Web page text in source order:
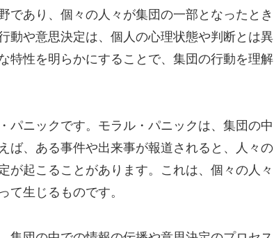
であり、個々の人々が集団の一部となったとき
動や意思決定は、個人の心理状態や判断とは異
特性を明らかにすることで、集団の行動を理解
パニックです。モラル・パニックは、集団の中
ば、ある事件や出来事が報道されると、人々の
が起こることがあります。これは、個々の人々
て生じるものです。